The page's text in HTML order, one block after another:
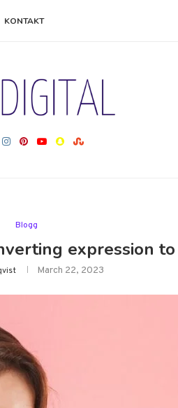
KONTAKT
Blogg
expression
March 22, 2023